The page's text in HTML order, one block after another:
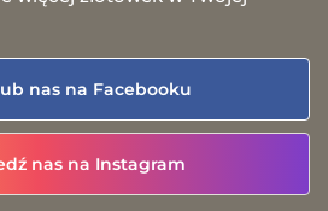
nas na Facebooku
nas na Instagram